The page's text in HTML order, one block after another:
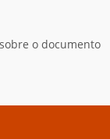
o documento